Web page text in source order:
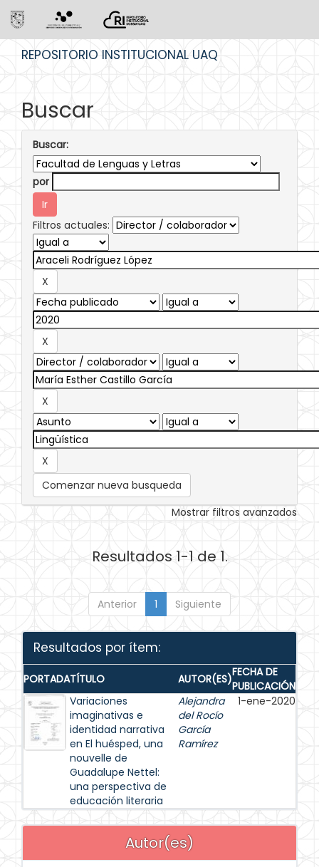
REPOSITORIO INSTITUCIONAL UAQ
Buscar
Buscar:
por
Filtros actuales:
Comenzar nueva busqueda
Mostrar filtros avanzados
Resultados 1-1 de 1.
Anterior 1 Siguiente
Resultados por ítem:
PORTADATÍTULO AUTOR(ES)FECHA DE
PUBLICACIÓN
Variaciones
imaginativas e
identidad narrativa
en El huésped, una
nouvelle de
Guadalupe Nettel:
una perspectiva de
educación literaria
Alejandra
del Rocío
García
Ramírez
1-ene-2020
Autor(es)